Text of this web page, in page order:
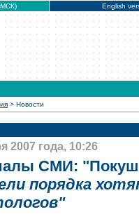
English
> Новости
2007 года, 10:26
СМИ:
порядка